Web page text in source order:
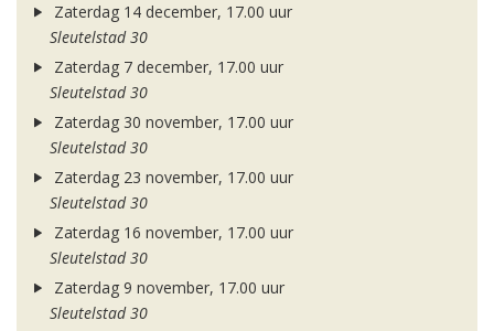
Zaterdag 14 december, 17.00 uur
Sleutelstad 30
Zaterdag 7 december, 17.00 uur
Sleutelstad 30
Zaterdag 30 november, 17.00 uur
Sleutelstad 30
Zaterdag 23 november, 17.00 uur
Sleutelstad 30
Zaterdag 16 november, 17.00 uur
Sleutelstad 30
Zaterdag 9 november, 17.00 uur
Sleutelstad 30